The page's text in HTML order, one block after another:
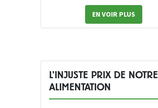
EN VOIR PLUS
L’INJUSTE PRIX DE NOTRE
ALIMENTATION